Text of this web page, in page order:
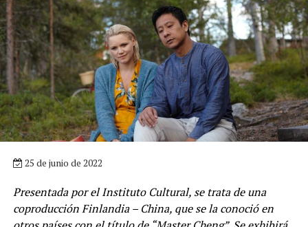
25 de junio de 2022
Presentada por el Instituto Cultural, se trata de una
coproducción Finlandia – China, que se la conoció en